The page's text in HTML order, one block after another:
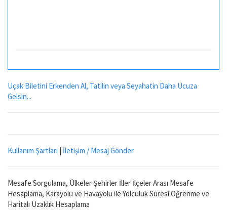
Uçak Biletini Erkenden Al, Tatilin veya Seyahatin Daha Ucuza
Gelsin...
Kullanım Şartları | İletişim / Mesaj Gönder
Mesafe Sorgulama, Ülkeler Şehirler İller İlçeler Arası Mesafe
Hesaplama, Karayolu ve Havayolu ile Yolculuk Süresi Öğrenme ve
Haritalı Uzaklık Hesaplama